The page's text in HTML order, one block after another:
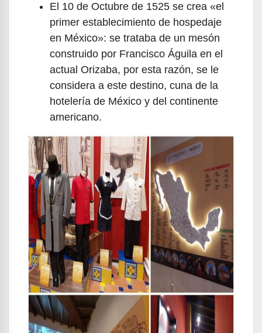
El 10 de Octubre de 1525 se crea «el
primer establecimiento de hospedaje
en México»: se trataba de un mesón
construido por Francisco Águila en el
actual Orizaba, por esta razón, se le
considera a este destino, cuna de la
hotelería de México y del continente
americano.